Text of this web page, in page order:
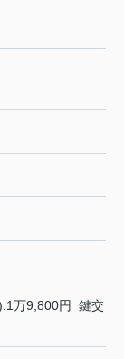
万9,800円 鍵交